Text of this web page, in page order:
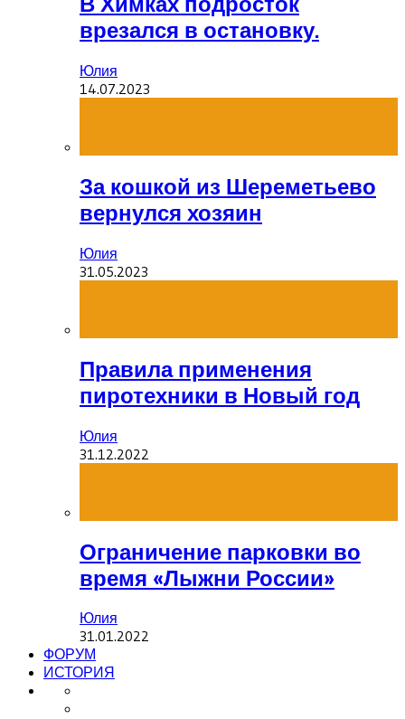
врезался в остановку.
Юлия
14.07.2023
За кошкой из Шереметьево
вернулся хозяин
Юлия
31.05.2023
Правила применения
пиротехники в Новый год
Юлия
31.12.2022
Ограничение парковки во
время «Лыжни России»
Юлия
31.01.2022
ФОРУМ
ИСТОРИЯ